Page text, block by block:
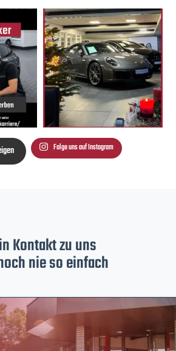
Folge uns auf Instagram
Kontakt zu uns
nie so einfach